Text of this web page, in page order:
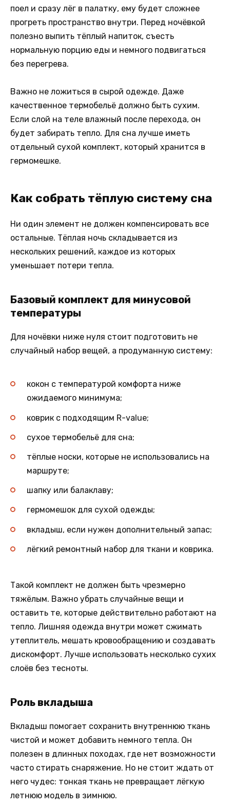
поел и сразу лёг в палатку, ему будет сложнее
прогреть пространство внутри. Перед ночёвкой
полезно выпить тёплый напиток, съесть
нормальную порцию еды и немного подвигаться
без перегрева.
Важно не ложиться в сырой одежде. Даже
качественное термобельё должно быть сухим.
Если слой на теле влажный после перехода, он
будет забирать тепло. Для сна лучше иметь
отдельный сухой комплект, который хранится в
гермомешке.
Как собрать тёплую систему сна
Ни один элемент не должен компенсировать все
остальные. Тёплая ночь складывается из
нескольких решений, каждое из которых
уменьшает потери тепла.
Базовый комплект для минусовой
температуры
Для ночёвки ниже нуля стоит подготовить не
случайный набор вещей, а продуманную систему:
кокон с температурой комфорта ниже
ожидаемого минимума;
коврик с подходящим R-value;
сухое термобельё для сна;
тёплые носки, которые не использовались на
маршруте;
шапку или балаклаву;
гермомешок для сухой одежды;
вкладыш, если нужен дополнительный запас;
лёгкий ремонтный набор для ткани и коврика.
Такой комплект не должен быть чрезмерно
тяжёлым. Важно убрать случайные вещи и
оставить те, которые действительно работают на
тепло. Лишняя одежда внутри может сжимать
утеплитель, мешать кровообращению и создавать
дискомфорт. Лучше использовать несколько сухих
слоёв без тесноты.
Роль вкладыша
Вкладыш помогает сохранить внутреннюю ткань
чистой и может добавить немного тепла. Он
полезен в длинных походах, где нет возможности
часто стирать снаряжение. Но не стоит ждать от
него чудес: тонкая ткань не превращает лёгкую
летнюю модель в зимнюю.